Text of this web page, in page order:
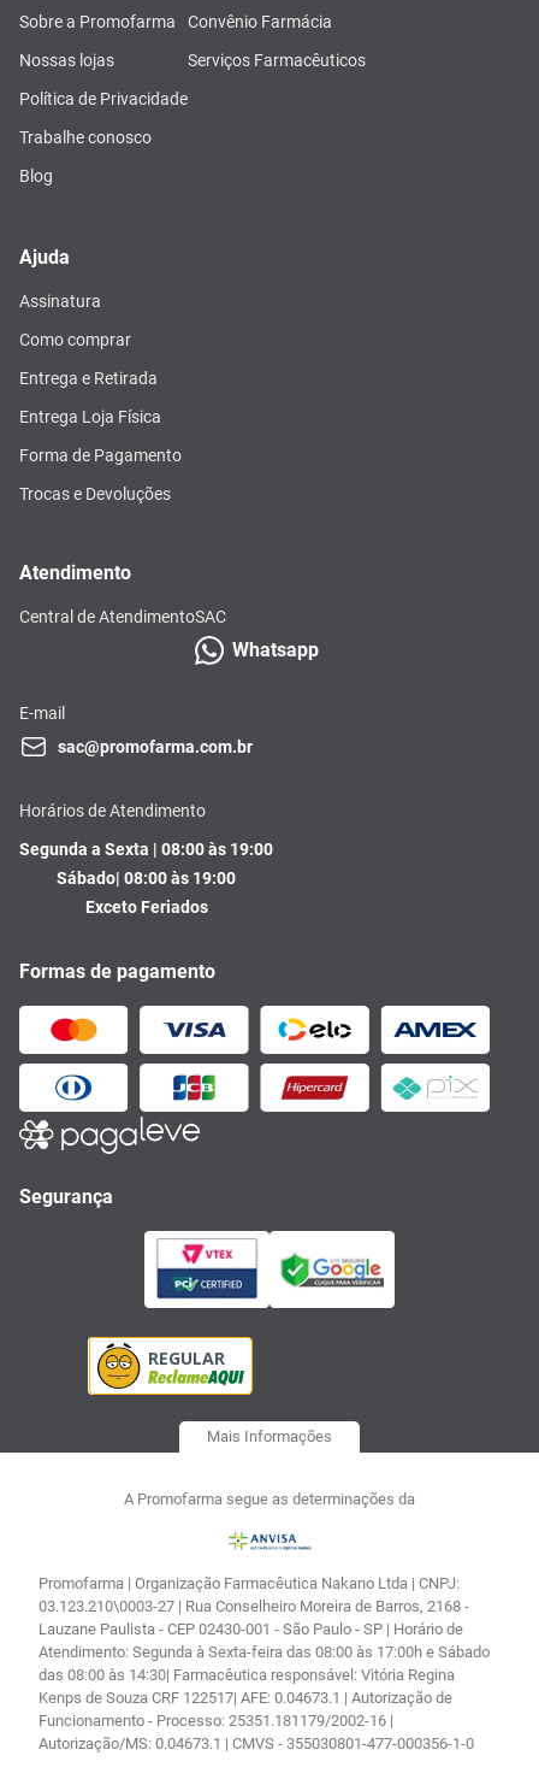
Sobre a Promofarma
Nossas lojas
Política de Privacidade
Trabalhe conosco
Blog
Convênio Farmácia
Serviços Farmacêuticos
Ajuda
Assinatura
Como comprar
Entrega e Retirada
Entrega Loja Física
Forma de Pagamento
Trocas e Devoluções
Atendimento
Central de AtendimentoSAC
Whatsapp
E-mail
sac@promofarma.com.br
Horários de Atendimento
Segunda a Sexta | 08:00 às 19:00
Sábado| 08:00 às 19:00
Exceto Feriados
Formas de pagamento
Segurança
Mais Informações
A Promofarma segue as determinações da
Promofarma | Organização Farmacêutica Nakano Ltda | CNPJ:
03.123.210\0003-27 | Rua Conselheiro Moreira de Barros, 2168 -
Lauzane Paulista - CEP 02430-001 - São Paulo - SP | Horário de
Atendimento: Segunda à Sexta-feira das 08:00 às 17:00h e Sábado
das 08:00 às 14:30| Farmacêutica responsável: Vitória Regina
Kenps de Souza CRF 122517| AFE: 0.04673.1 | Autorização de
Funcionamento - Processo: 25351.181179/2002-16 |
Autorização/MS: 0.04673.1 | CMVS - 355030801-477-000356-1-0